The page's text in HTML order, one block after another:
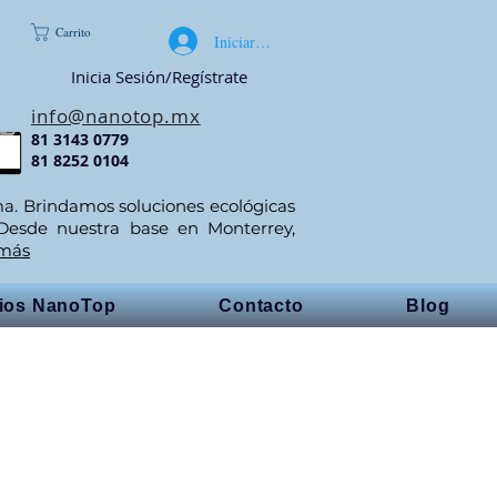
Carrito
Inicia Sesión/Regístrate
Iniciar sesión
info@nanotop.mx
81 3143 0779
81 8252 0104
Brindamos soluciones ecológicas
nuestra base en Monterrey,
NanoTop Contacto Blog